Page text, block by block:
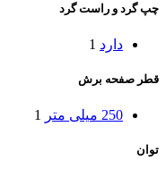
چپ گرد و راست گرد
دارد 1
قطر صفحه برش
250 میلی متر 1
توان